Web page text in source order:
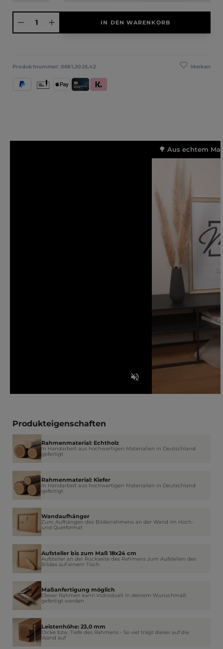
IN DEN WARENKORB
Merken
Produktnummer: 0681,2025,42
PayPal Apple PayKredit- und Debitkarte
Klarna (Rechnung / Ratenkauf / Sofort)
Vorkasse
🌳 Aus echtem
Produkteigenschaften
Rahmenmaterial: Echtholz
In Handarbeit aus hochwertigen Materialien in Deutschland
gefertigt
Rahmenmaterial: Kiefer
In Handarbeit aus hochwertigen Materialien in Deutschland
gefertigt
Wandaufhänger
Zum Aufhängen des Bilderrahmens an der Wand im Hoch-
und Querformat
Aufsteller bis zum Maß 18x24 cm
Aufsteller an der Rückseite des Rahmens zum Aufstellen des
Bildes auf einem Tisch
Maßanfertigung möglich
Dieser Rahmen kann individuell in deinem Wunschmaß
gefertigt werden
Leistenhöhe: 23,0 mm
Dicke bzw. Tiefe des Rahmens - So viel trägt dieser auf die
Wand auf